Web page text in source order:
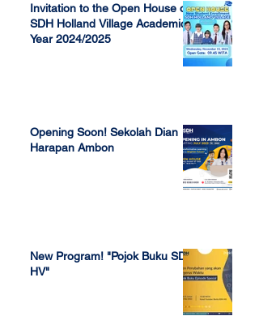
Invitation to the Open House of
SDH Holland Village Academic
Year 2024/2025
Opening Soon! Sekolah Dian
Harapan Ambon
New Program! "Pojok Buku SDH
HV"